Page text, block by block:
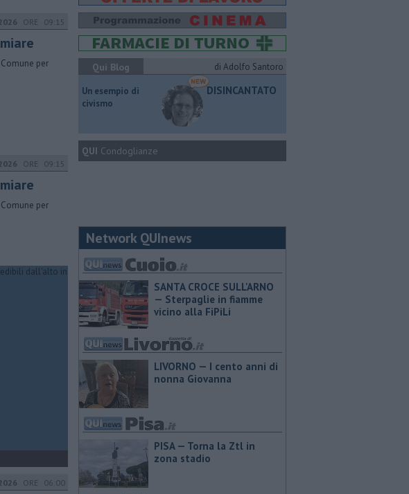
ORE 09:15
per
ORE 09:15
per
ORE 06:00
Qui Blog di Adolfo Santoro
​Un esempio di
civismo
DISINCANTATO
QUI Condoglianze
Network QUInews
SANTA CROCE SULL'ARNO
— Sterpaglie in fiamme
vicino alla FiPiLi
LIVORNO — I cento anni di
nonna Giovanna
PISA — Torna la Ztl in
zona stadio